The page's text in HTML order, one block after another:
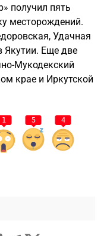
получил пять
месторождений.
Удачная
Якутии. Еще две
Мукодекский
крае и Иркутской
1 5 4